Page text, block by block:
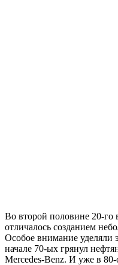
Во второй половине 20-го
отличалось созданием
Особое внимание уделяли
начале 70-ых грянул
Mercedes-Benz. И уже в